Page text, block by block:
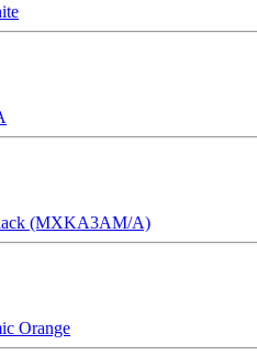
(MXKA3AM/A)
Orange